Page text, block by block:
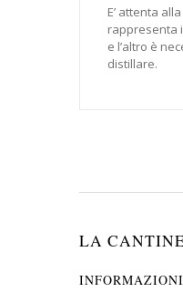
E’ attenta
rappresenta
e l’altro è
distillare.
LA